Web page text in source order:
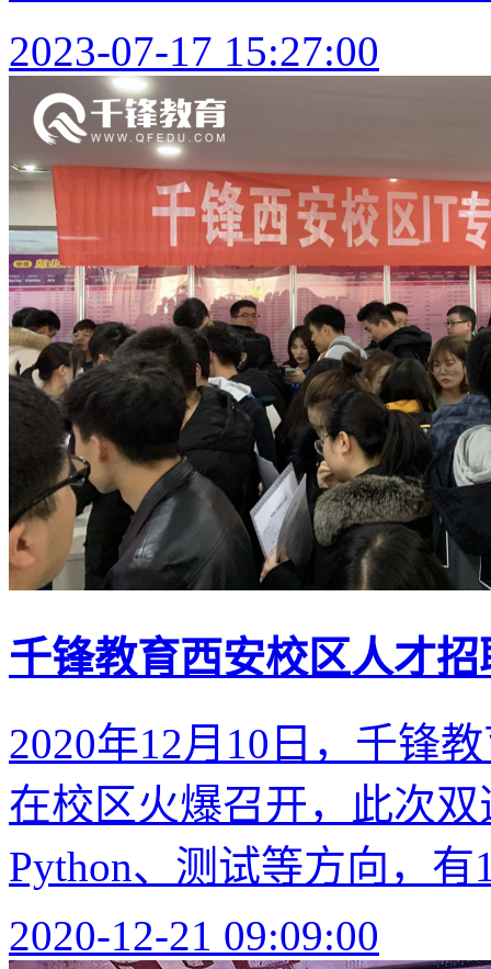
2023-07-17 15:27:00
千锋教育西安校区人才
2020年12月10日，千锋
在校区火爆召开，此次
Python、测试等方向，
2020-12-21 09:09:00